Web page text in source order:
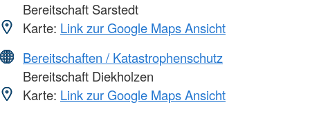
Bereitschaft Sarstedt
Karte: Link zur Google Maps Ansicht
Bereitschaften / Katastrophenschutz
Bereitschaft Diekholzen
Karte: Link zur Google Maps Ansicht